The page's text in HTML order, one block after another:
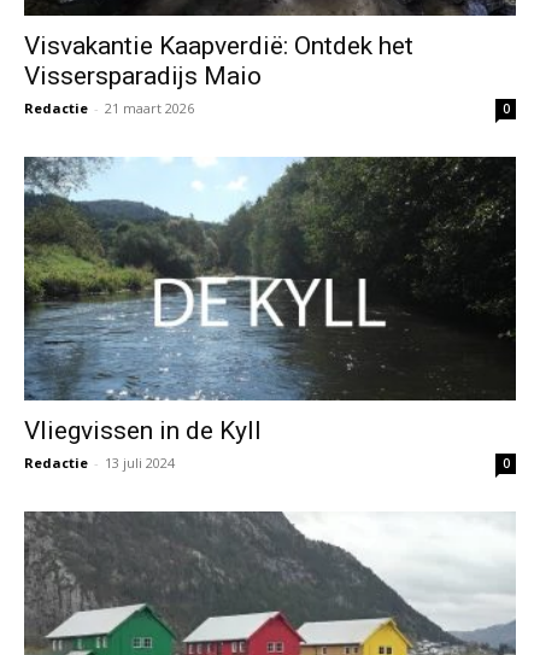
Visvakantie Kaapverdië: Ontdek het
Vissersparadijs Maio
Redactie - 21 maart 2026 0
Vliegvissen in de Kyll
Redactie - 13 juli 2024 0